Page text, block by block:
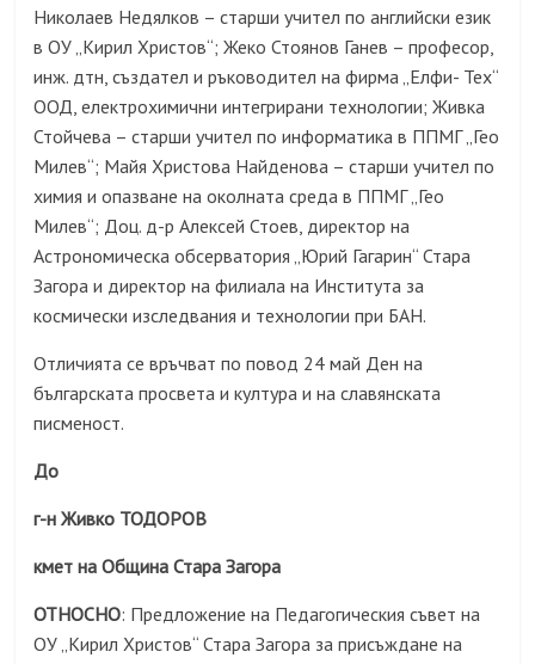
Николаев Недялков – старши учител по английски език
в ОУ „Кирил Христов“; Жеко Стоянов Ганев – професор,
инж. дтн, създател и ръководител на фирма „Елфи- Тех“
ООД, електрохимични интегрирани технологии; Живка
Стойчева – старши учител по информатика в ППМГ „Гео
Милев“; Майя Христова Найденова – старши учител по
химия и опазване на околната среда в ППМГ „Гео
Милев“; Доц. д-р Алексей Стоев, директор на
Астрономическа обсерватория „Юрий Гагарин“ Стара
Загора и директор на филиала на Института за
космически изследвания и технологии при БАН.
Отличията се връчват по повод 24 май Ден на
българската просвета и култура и на славянската
писменост.
До
г-н Живко ТОДОРОВ
кмет на Община Стара Загора
ОТНОСНО: Предложение на Педагогическия съвет на
ОУ „Кирил Христов“ Стара Загора за присъждане на